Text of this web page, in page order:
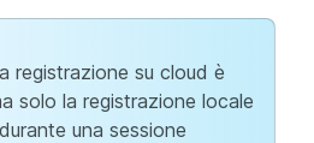
registrazione su cloud è
solo la registrazione locale
una sessione